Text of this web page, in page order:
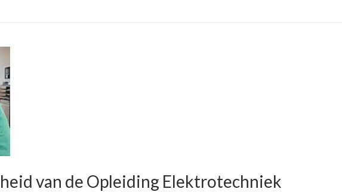
van de Opleiding Elektrotechniek